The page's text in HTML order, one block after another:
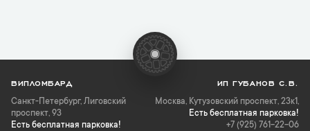
ВИПЛОМБАРД
Санкт-Петербург, Лиговский
проспект, 93
Есть бесплатная парковка!
ИП ГУБАНОВ С.В.
Москва, Кутузовский проспект, 23к1,
Есть бесплатная парковка!
+7 (925) 761-22-06